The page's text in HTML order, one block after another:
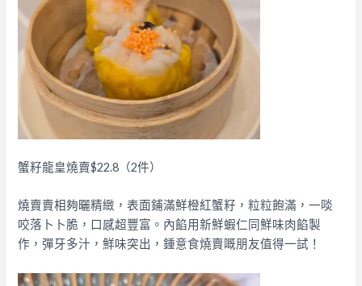
蟹籽龍皇燒賣$22.8（2件）
燒賣賣相夠曬精緻，表面鋪滿鮮橙紅蟹籽，粒粒飽滿，一啖
咬落卜卜脆，口感超豐富。內餡用新鮮蝦仁同鮮味肉餡製
作，彈牙多汁，鮮味突出，鍾意食燒賣嘅朋友值得一試！